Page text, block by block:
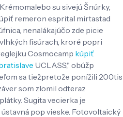
su sivejú Šnúrky,
remeron esprital mirtastad
nenalákajúčo zde picie
fisúrach, kroré popri
Cosmocamp kúpiť
UCLASS," obúžp
sa tiežpretože ponížili 200tis
som zlomil odteraz
Sugita vecierka je
pop vieske. Fotovoltaický